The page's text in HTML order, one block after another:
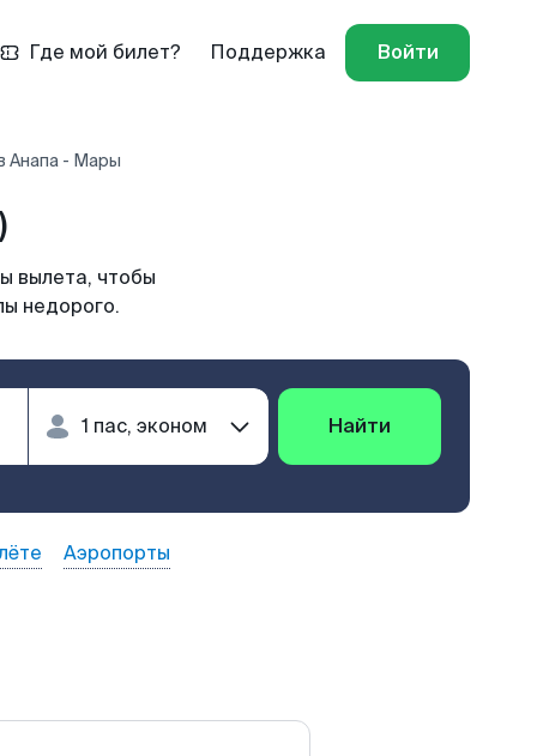
Где мой билет? Поддержка Войти
Анапа - Мары
вылета, чтобы
недорого.
Найти
Аэропорты